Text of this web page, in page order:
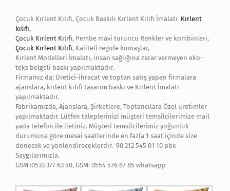
Çocuk Kırlent Kılıfı, Çocuk Baskılı Kırlent Kılıfı İmalatı Kırlent
kılıfı,
Çocuk Kırlent Kılıfı, Pembe mavi turuncu Renkler ve kombinleri,
Çocuk Kırlent Kılıfı, Kaliteli regule kumaşlar,
Kırlent Modelleri İmalatı, insan sağlığına zarar vermeyen eko-
teks belgeli baskı yapılmaktadır.
Firmamız da; Üretici-ihracat ve toptan satış yapan firmalara
ajanslara, kırlent kılıfı tasarım baskı ve Kırlent İmalatı
yapılmaktadır.
Fabrikamızda, Ajanslara, Şirketlere, Toptancılara Özel üretimler
yapılmaktadır. Lütfen taleplerinizi müşteri temsilcilerimize mail
yada telefon ile iletiniz. Müşteri temsilcilerimiz yoğunluk
durumuna göre mesai saatlerinde en fazla 1 saat içinde size
dönecek ve yönlendireceklerdir. 90 212 545 01 10 pbx
Saygılarımızla.
GSM :0533 377 63 50, GSM: 0554 576 67 85 whatsapp